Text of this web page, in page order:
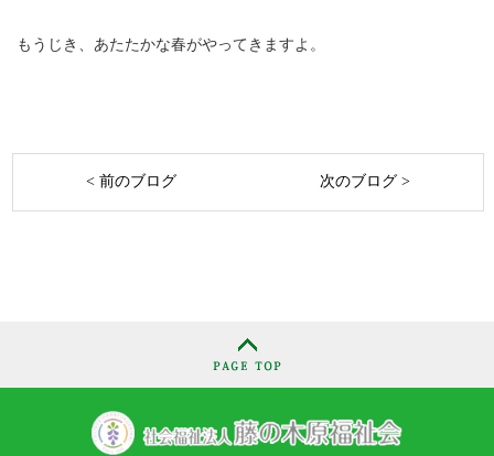
もうじき、あたたかな春がやってきますよ。
< 前のブログ 次のブログ >